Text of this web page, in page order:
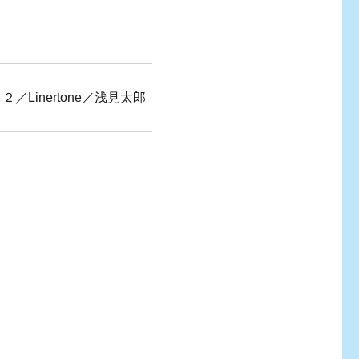
／Linertone／浅見太郎